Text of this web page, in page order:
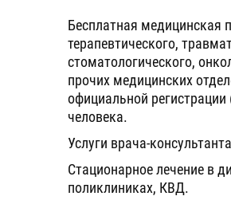
Бесплатная медицинская
терапевтического,
стоматологического,
прочих медицинских
официальной регистрации
человека.
Услуги врача-
Стационарное лечение в
поликлиниках, КВД.